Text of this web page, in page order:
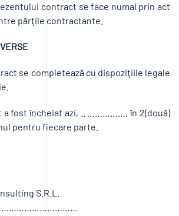
contract se face numai prin act
părţile contractante.
se completează cu dispoziţiile legale
a fost încheiat azi, .. ……………, în 2(două)
pentru fiecare parte.
Consulting S.R.L.